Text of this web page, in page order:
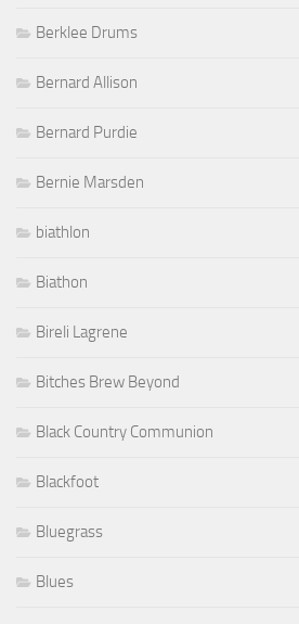
Berklee Drums
Bernard Allison
Bernard Purdie
Bernie Marsden
biathlon
Biathon
Bireli Lagrene
Bitches Brew Beyond
Black Country Communion
Blackfoot
Bluegrass
Blues